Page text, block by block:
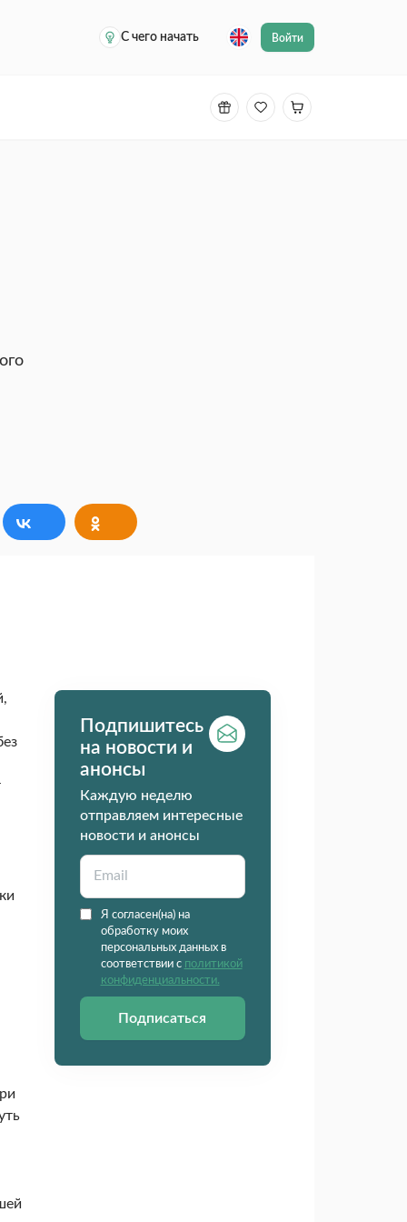
С чего начать
Войти
Подпишитесь
на новости и
анонсы
Каждую неделю
отправляем интересные
новости и анонсы
Я согласен(на) на
обработку моих
персональных данных в
соответствии с политикой
конфиденциальности.
Подписаться